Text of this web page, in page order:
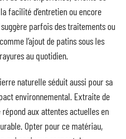
facilité d’entretien ou encore
parfois des traitements ou
l’ajout de patins sous les
au quotidien.
naturelle séduit aussi pour sa
environnemental. Extraite de
aux attentes actuelles en
Opter pour ce matériau,